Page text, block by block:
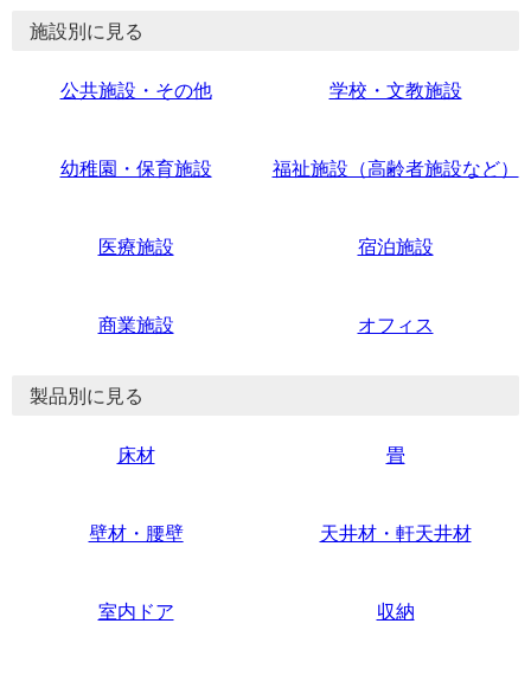
施設別に見る
公共施設・その他 学校・文教施設
幼稚園・保育施設 福祉施設（高齢者施設など）
医療施設 宿泊施設
商業施設 オフィス
製品別に見る
床材 畳
壁材・腰壁 天井材・軒天井材
室内ドア 収納